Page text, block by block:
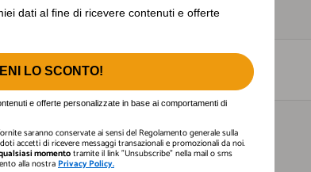
dati al fine di ricevere contenuti e offerte personalizzate.
dati al fine di ricevere contenuti e offerte
LO SCONTO!
e offerte personalizzate in base ai comportamenti di
saranno conservate ai sensi del Regolamento generale sulla
accetti di ricevere messaggi transazionali e promozionali da noi.
momentotramite il link "Unsubscribe" nella mail o sms
alla nostra Privacy Policy.